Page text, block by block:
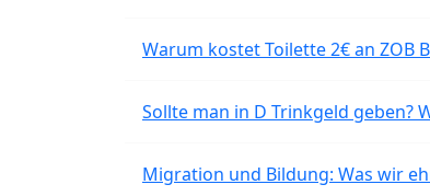
Warum kostet Toilette 2€ an ZOB
Sollte man in D Trinkgeld geben?
Migration und Bildung: Was wir